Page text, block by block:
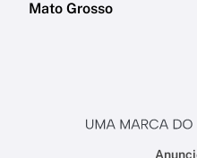
Mato Grosso